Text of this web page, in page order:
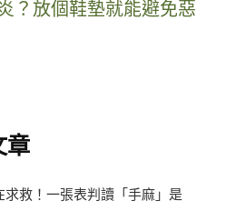
？放個鞋墊就能避免惡
章
求救！一張表判讀「手麻」是